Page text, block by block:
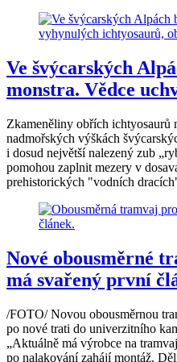
Ve švýcarských
monstra. Vědce
Zkameněliny obřích ichtyosaurů
nadmořských výškách
i dosud největší nalezený zub
pomohou zaplnit mezery v
prehistorických "vodních
Nové obousměrné
má svařený první
/FOTO/ Novou obousměrnou
po nové trati do univerzitního
„Aktuálně má výrobce na
po nalakování zahájí montáž.